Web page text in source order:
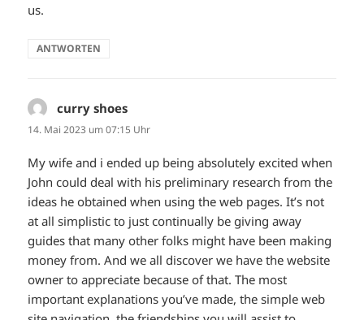
us.
ANTWORTEN
curry shoes
14. Mai 2023 um 07:15 Uhr
My wife and i ended up being absolutely excited when
John could deal with his preliminary research from the
ideas he obtained when using the web pages. It’s not
at all simplistic to just continually be giving away
guides that many other folks might have been making
money from. And we all discover we have the website
owner to appreciate because of that. The most
important explanations you’ve made, the simple web